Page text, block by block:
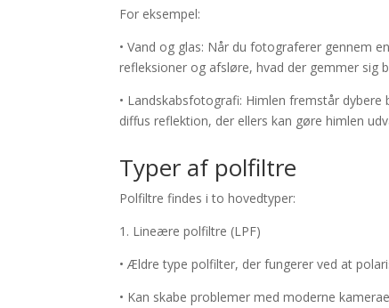
For eksempel:
• Vand og glas: Når du fotograferer gennem
refleksioner og afsløre, hvad der gemmer sig
• Landskabsfotografi: Himlen fremstår
diffus reflektion, der ellers kan gøre himlen
Typer af polfiltre
Polfiltre findes i to hovedtyper:
1. Lineære polfiltre (LPF)
• Ældre type polfilter, der fungerer ved at
• Kan skabe problemer med moderne